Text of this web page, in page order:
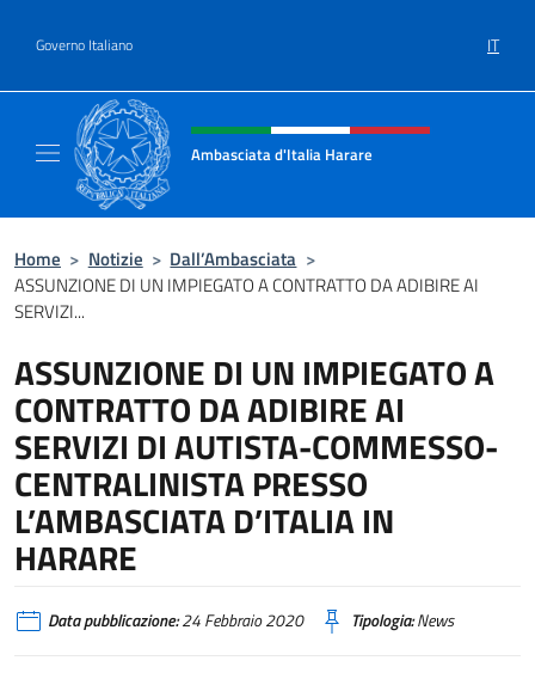
Governo Italiano IT
Intestazione sito, social e menù
Ambasciata d'Italia Harare
Home > Notizie > Dall’Ambasciata >
ASSUNZIONE DI UN IMPIEGATO A CONTRATTO DA ADIBIRE AI
SERVIZI...
ASSUNZIONE DI UN IMPIEGATO A
CONTRATTO DA ADIBIRE AI
SERVIZI DI AUTISTA-COMMESSO-
CENTRALINISTA PRESSO
L’AMBASCIATA D’ITALIA IN
HARARE
Data pubblicazione:24 Febbraio 2020 Tipologia:News